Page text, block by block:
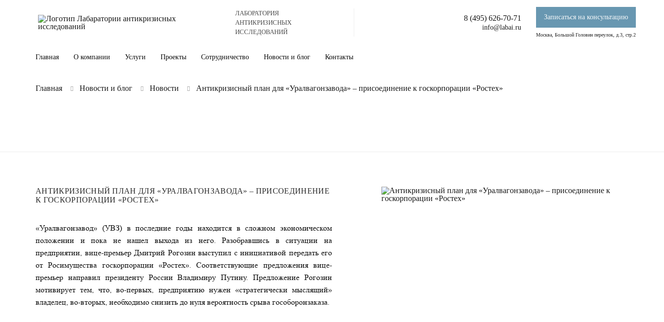
ЛАБОРАТОРИЯ
АНТИКРИЗИСНЫХ
ИССЛЕДОВАНИЙ
8 (495) 626-70-71
info@labai.ru
Записаться на консультацию
Москва, Большой Головин переулок, д.3, стр.2
Главная О компании Услуги Проекты Сотрудничество Новости и блог Контакты
Главная Новости и блог Новости Антикризисный план для «Уралвагонзавода» – присоединение к госкорпорации «Ростех»
АНТИКРИЗИСНЫЙ ПЛАН ДЛЯ «УРАЛВАГОНЗАВОДА» – ПРИСОЕДИНЕНИЕ
К ГОСКОРПОРАЦИИ «РОСТЕХ»
«Уралвагонзавод» (УВЗ) в последние годы находится в сложном экономическом
положении и пока не нашел выхода из него. Разобравшись в ситуации на
предприятии, вице-премьер Дмитрий Рогозин выступил с инициативой передать его
от Росимущества госкорпорации «Ростех». Соответствующие предложения вице-
премьер направил президенту России Владимиру Путину. Предложение Рогозин
мотивирует тем, что, во-первых, предприятию нужен «стратегически мыслящий»
владелец, во-вторых, необходимо снизить до нуля вероятность срыва гособоронзаказа.